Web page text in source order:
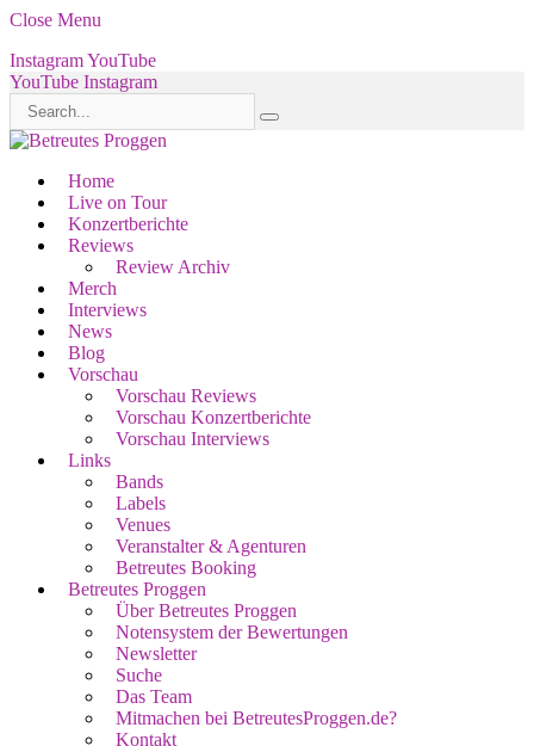
Close Menu
InstagramYouTube
YouTube Instagram
Home
Live on Tour
Konzertberichte
Reviews
Review Archiv
Merch
Interviews
News
Blog
Vorschau
Vorschau Reviews
Vorschau Konzertberichte
Vorschau Interviews
Links
Bands
Labels
Venues
Veranstalter & Agenturen
Betreutes Booking
Betreutes Proggen
Über Betreutes Proggen
Notensystem der Bewertungen
Newsletter
Suche
Das Team
Mitmachen bei BetreutesProggen.de?
Kontakt